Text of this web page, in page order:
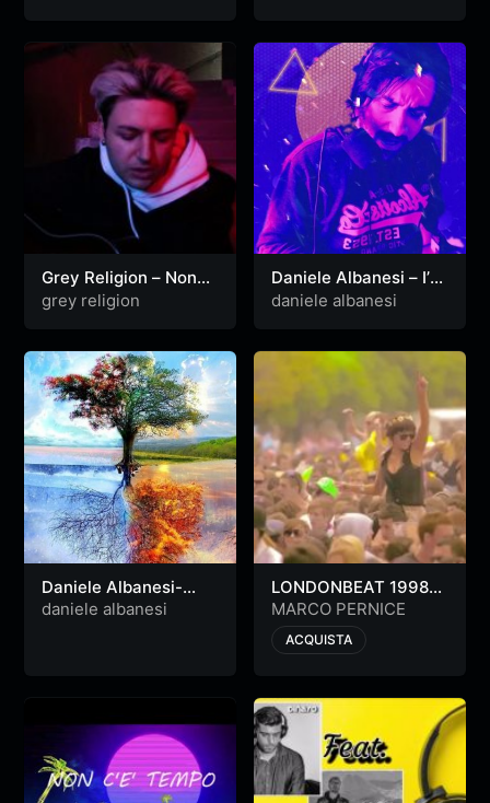
Grey Religion – Non
Lasciarmi Mai
grey religion
Daniele Albanesi – I’ts
not too late
daniele albanesi
Daniele Albanesi-
Elements
daniele albanesi
LONDONBEAT 1998
Live – Marco Pernice
[official video]
MARCO PERNICE
ACQUISTA